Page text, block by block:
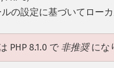
ルの設定に基づいてロー
PHP 8.1.0 で 非推奨にな